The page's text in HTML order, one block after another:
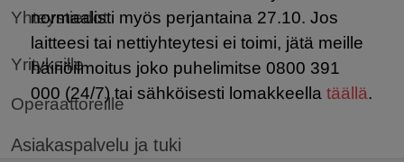
Yhteystiedot
Yrityksille
Operaattoreille
Asiakaspalvelu ja tuki
normaalisti myös perjantaina 27.10. Jos
laitteesi tai nettiyhteytesi ei toimi, jätä meille
häiriöilmoitus joko puhelimitse 0800 391
000 (24/7) tai sähköisesti lomakkeella täällä.